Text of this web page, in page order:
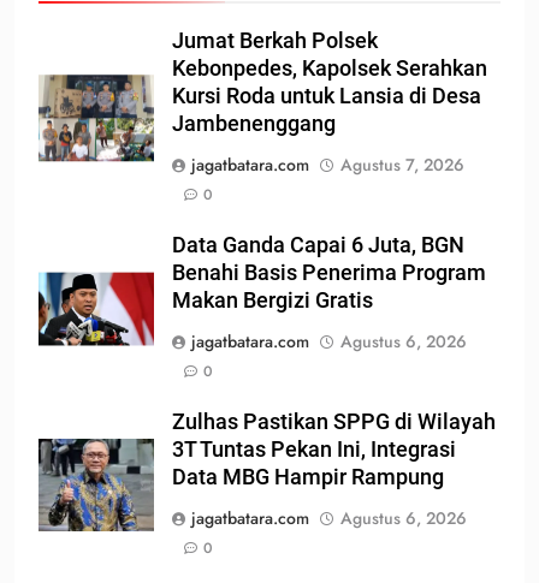
Jumat Berkah Polsek
Kebonpedes, Kapolsek Serahkan
Kursi Roda untuk Lansia di Desa
Jambenenggang
jagatbatara.com
Agustus 7, 2026
0
Data Ganda Capai 6 Juta, BGN
Benahi Basis Penerima Program
Makan Bergizi Gratis
jagatbatara.com
Agustus 6, 2026
0
Zulhas Pastikan SPPG di Wilayah
3T Tuntas Pekan Ini, Integrasi
Data MBG Hampir Rampung
jagatbatara.com
Agustus 6, 2026
0